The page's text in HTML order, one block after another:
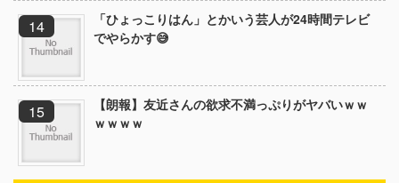
「ひょっこりはん」とかいう芸人が24時間テレビ
でやらかす😅
【朗報】友近さんの欲求不満っぷりがヤバいｗｗ
ｗｗｗｗ